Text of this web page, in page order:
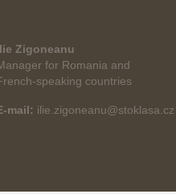
Zigoneanu
for Romania and
speaking countries
mail: ilie.zigoneanu@stoklasa.cz